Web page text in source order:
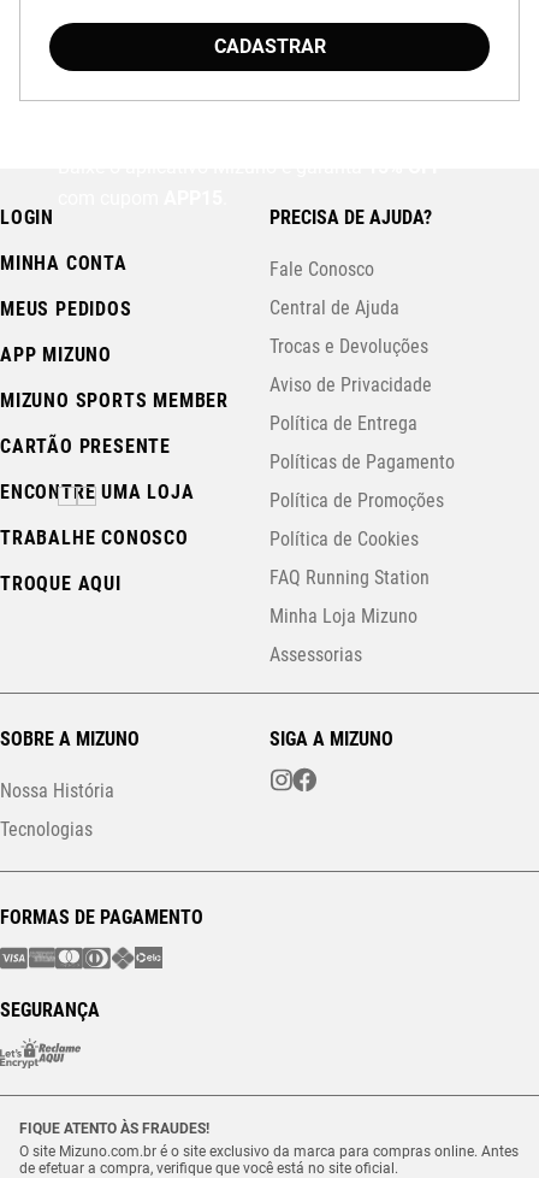
CADASTRAR
LOGIN
MINHA CONTA
MEUS PEDIDOS
APP MIZUNO
MIZUNO SPORTS MEMBER
CARTÃO PRESENTE
ENCONTRE UMA LOJA
TRABALHE CONOSCO
TROQUE AQUI
PRECISA DE AJUDA?
Fale Conosco
Central de Ajuda
Trocas e Devoluções
Aviso de Privacidade
Política de Entrega
Políticas de Pagamento
Política de Promoções
Política de Cookies
FAQ Running Station
Minha Loja Mizuno
Assessorias
SOBRE A MIZUNO
Nossa História
Tecnologias
SIGA A MIZUNO
FORMAS DE PAGAMENTO
SEGURANÇA
FIQUE ATENTO ÀS FRAUDES!
O site Mizuno.com.br é o site exclusivo da marca para compras online. Antes
de efetuar a compra, verifique que você está no site oficial.